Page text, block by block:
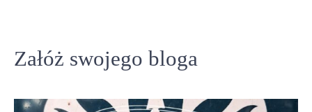
Załóż swojego bloga